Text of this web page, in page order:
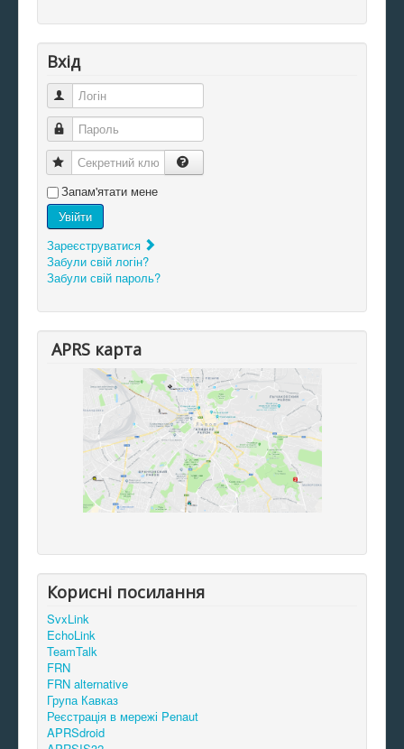
Вхід
Логін
Пароль
Секретний ключ
Запам'ятати мене
Увійти
Зареєструватися
Забули свій логін?
Забули свій пароль?
APRS карта
Корисні посилання
SvxLink
EchoLink
TeamTalk
FRN
FRN alternative
Група Кавказ
Реєстрація в мережі Penaut
APRSdroid